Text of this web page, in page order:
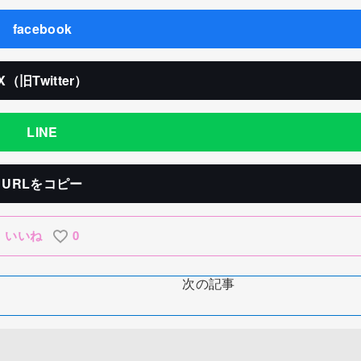
facebook
（旧Twitter）
LINE
URLをコピー
いいね 0
次の記事